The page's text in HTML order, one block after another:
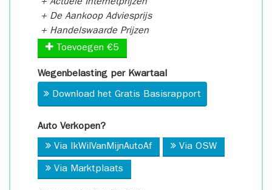
+ Actuele Internetprijzen
+ De Aankoop Adviesprijs
+ Handelswaarde Prijzen
Toevoegen €5
Wegenbelasting per Kwartaal
Download het Gratis Basisrapport
Auto Verkopen?
Via IkWilVanMijnAutoAf Via OSW
Via Marktplaats